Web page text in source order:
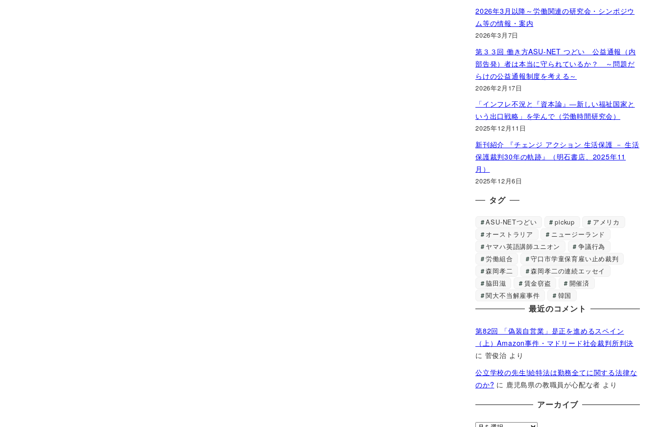
2026年3月以降～労働関連の研究会・シンポジウ
ム等の情報・案内
2026年3月7日
第３３回 働き方ASU-NET つどい 公益通報（内
部告発）者は本当に守られているか？ ～問題だ
らけの公益通報制度を考える～
2026年2月17日
「インフレ不況と『資本論』―新しい福祉国家と
いう出口戦略」を学んで（労働時間研究会）
2025年12月11日
新刊紹介 『チェンジ アクション 生活保護 － 生活
保護裁判30年の軌跡』（明石書店、2025年11
月）
2025年12月6日
タグ
ASU-NETつどい pickup
アメリカ
オーストラリア
ニュージーランド
ヤマハ英語講師ユニオン
争議行為
労働組合
守口市学童保育雇い止め裁判
森岡孝二
森岡孝二の連続エッセイ
脇田滋
賃金窃盗
開催済
関大不当解雇事件
韓国
最近のコメント
第82回 「偽装自営業」是正を進めるスペイン
（上）Amazon事件・マドリード社会裁判所判決
に 菅俊治 より
公立学校の先生!給特法は勤務全てに関する法律な
のか? に 鹿児島県の教職員が心配な者 より
アーカイブ